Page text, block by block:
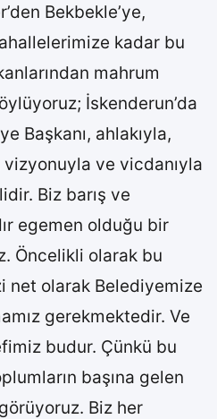
Bekbekle’ye,
kadar bu
mahrum
İskenderun’da
Başkanı, ahlakıyla,
ve vicdanıyla
Biz barış ve
egemen olduğu bir
Öncelikli olarak bu
net olarak Belediyemize
gerekmektedir. Ve
budur. Çünkü bu
başına gelen
Biz her